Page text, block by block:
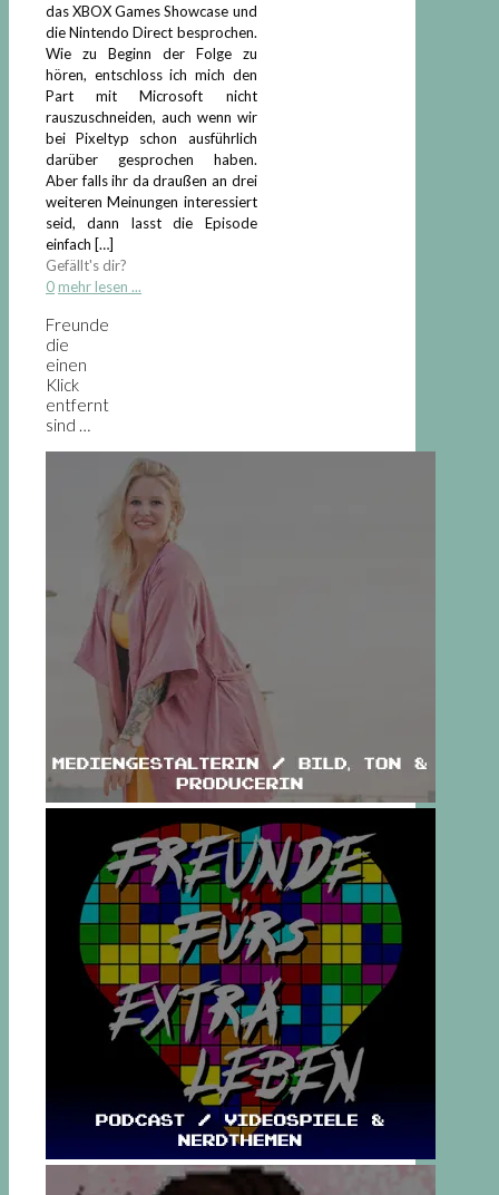
das XBOX Games Showcase und
die Nintendo Direct besprochen.
Wie zu Beginn der Folge zu
hören, entschloss ich mich den
Part mit Microsoft nicht
rauszuschneiden, auch wenn wir
bei Pixeltyp schon ausführlich
darüber gesprochen haben.
Aber falls ihr da draußen an drei
weiteren Meinungen interessiert
seid, dann lasst die Episode
einfach […]
Gefällt's dir?
0 mehr lesen ...
Freunde
die
einen
Klick
entfernt
sind …